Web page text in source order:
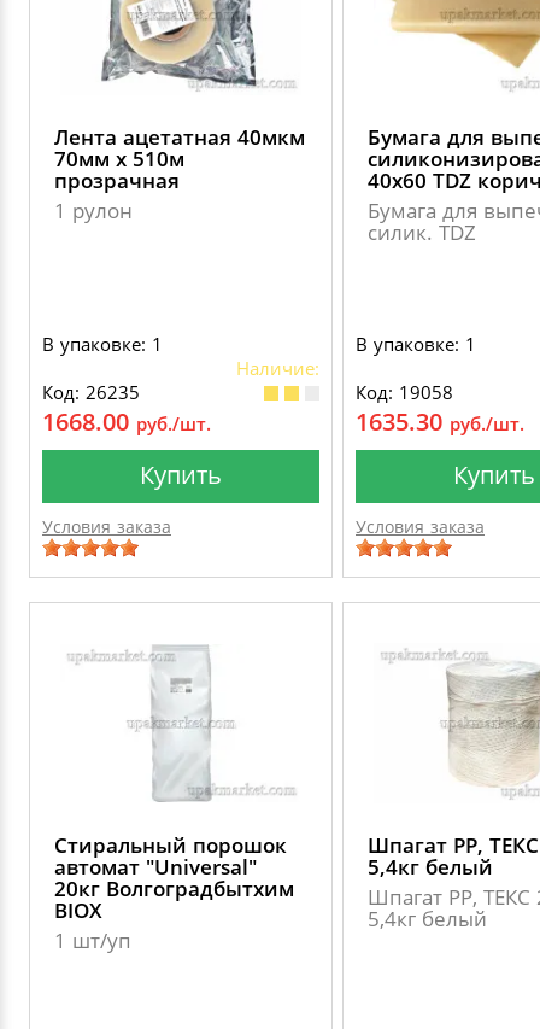
Лента ацетатная 40мкм
70мм х 510м
прозрачная
1 рулон
В упаковке: 1
Наличие:
Код: 26235
1668.00 руб./шт.
Купить
Условия заказа
Бумага для
40х60 TDZ
Бумага для
силик. TDZ
В упаковке: 1
Код: 19058
1635.30 руб./шт.
Купить
Условия заказа
Стиральный порошок
автомат "Universal"
20кг Волгоградбытхим
BIOX
1 шт/уп
Шпагат РР,
5,4кг белый
Шпагат РР, ТЕКС
5,4кг белый